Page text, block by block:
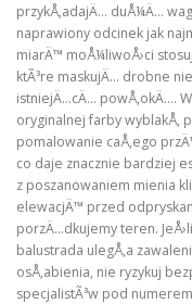
przykÅ‚adajÄ… duÅ¼Ä…
naprawiony odcinek jak
miarÄ™ moÅ¼liwoÅ›ci
ktÃ³re maskujÄ… drobne
istniejÄ…cÄ… powÅ‚okÄ….
oryginalnej farby wyblakÅ‚
pomalowanie caÅ‚ego
co daje znacznie bardziej
z poszanowaniem mienia
elewacjÄ™ przed
porzÄ…dkujemy teren.
balustrada ulegÅ‚a
osÅ‚abienia, nie ryzykuj
specjalistÃ³w pod